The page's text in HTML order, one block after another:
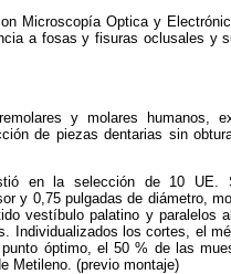
Microscopía Optica y
a fosas y fisuras oclusales y
y molares humanos,
de piezas dentarias sin
en la selección de 10 UE.
y 0,75 pulgadas de diámetro,
vestíbulo palatino y paralelos
Individualizados los cortes, el
óptimo, el 50 % de las
Metileno. (previo montaje)